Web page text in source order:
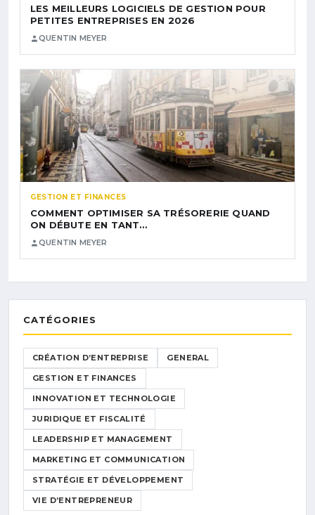
LES MEILLEURS LOGICIELS DE GESTION POUR
PETITES ENTREPRISES EN 2026
QUENTIN MEYER
GESTION ET FINANCES
COMMENT OPTIMISER SA TRÉSORERIE QUAND
ON DÉBUTE EN TANT…
QUENTIN MEYER
CATÉGORIES
CRÉATION D’ENTREPRISE GENERAL
GESTION ET FINANCES
INNOVATION ET TECHNOLOGIE
JURIDIQUE ET FISCALITÉ
LEADERSHIP ET MANAGEMENT
MARKETING ET COMMUNICATION
STRATÉGIE ET DÉVELOPPEMENT
VIE D’ENTREPRENEUR